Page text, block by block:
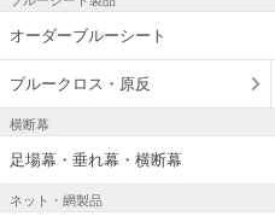
オーダーブルーシート
ブルークロス・原反
横断幕
足場幕・垂れ幕・横断幕
ネット・網製品